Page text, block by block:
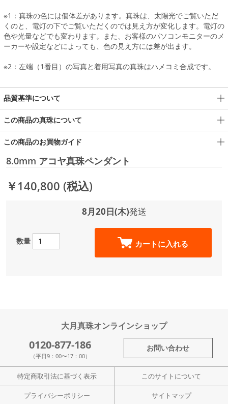
※1：真珠の色には個体差があります。真珠は、太陽光でご覧いただ
くのと、電灯の下でご覧いただくのでは見え方が変化します。電灯の
色や光量などでも変わります。また、お客様のパソコンモニターのメ
ーカーや設定などによっても、色の見え方には差が出ます。
※2：左端（1番目）の写真と着用写真の真珠はハメコミ合成です。
品質基準について
この商品の真珠について
この商品のお買物ガイド
8.0mm アコヤ真珠ペンダント
￥140,800 (税込)
8月20日(木)発送
数量 カートに入れる
大月真珠オンラインショップ
0120-877-186
（平日9：00〜17：00）
お問い合わせ
特定商取引法に基づく表示 このサイトについて
プライバシーポリシー サイトマップ